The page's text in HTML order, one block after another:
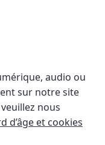
audio ou
sur notre site
nous
d’âge et cookies